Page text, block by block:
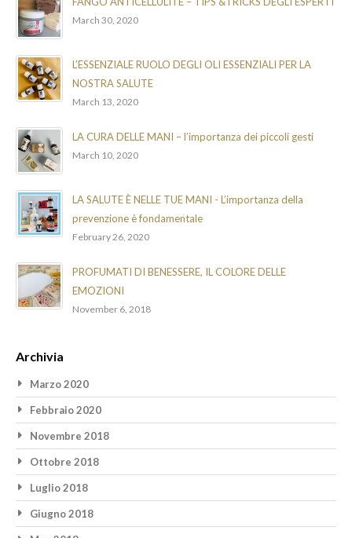
March 30, 2020
L’ESSENZIALE RUOLO DEGLI OLI ESSENZIALI PER LA
NOSTRA SALUTE
March 13, 2020
LA CURA DELLE MANI – l’importanza dei piccoli gesti
March 10, 2020
LA SALUTE È NELLE TUE MANI - L’importanza della
prevenzione è fondamentale
February 26, 2020
PROFUMATI DI BENESSERE, IL COLORE DELLE
EMOZIONI
November 6, 2018
Archivia
Marzo 2020
Febbraio 2020
Novembre 2018
Ottobre 2018
Luglio 2018
Giugno 2018